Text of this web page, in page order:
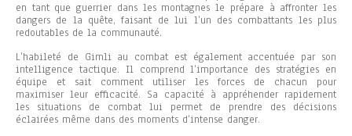
en tant que guerrier dans les montagnes le prépare à affronter les
dangers de la quête, faisant de lui l’un des combattants les plus
redoutables de la communauté.
L’habileté de Gimli au combat est également accentuée par son
intelligence tactique. Il comprend l’importance des stratégies en
équipe et sait comment utiliser les forces de chacun pour
maximiser leur efficacité. Sa capacité à appréhender rapidement
les situations de combat lui permet de prendre des décisions
éclairées même dans des moments d’intense danger.